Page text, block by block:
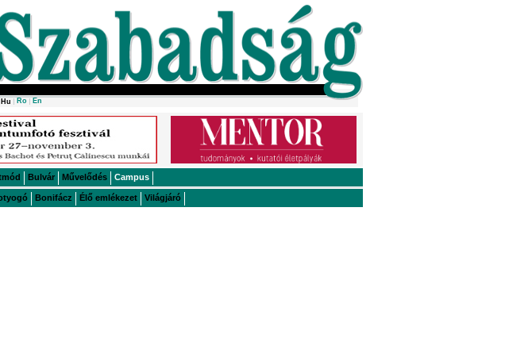
Hu Ro En
Bulvár Művelődés Campus
Bonifácz Élő emlékezet Világjáró